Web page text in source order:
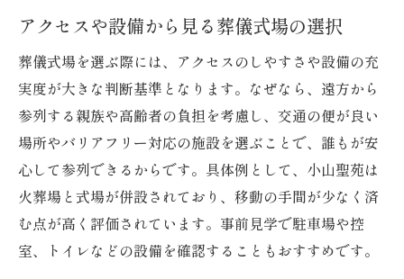
アクセスや設備から見る葬儀式場の選択
葬儀式場を選ぶ際には、アクセスのしやすさや設備の充
実度が大きな判断基準となります。なぜなら、遠方から
参列する親族や高齢者の負担を考慮し、交通の便が良い
場所やバリアフリー対応の施設を選ぶことで、誰もが安
心して参列できるからです。具体例として、小山聖苑は
火葬場と式場が併設されており、移動の手間が少なく済
む点が高く評価されています。事前見学で駐車場や控
室、トイレなどの設備を確認することもおすすめです。